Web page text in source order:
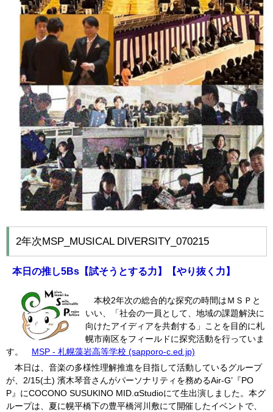
2年次MSP_MUSICAL DIVERSITY_070215
本日の推し5Bs 【試そうとする力】【やり抜く力】
本校2年次の総合的な探究の時間はＭＳＰと
いい、「社会の一員として、地域の課題解決に
向けたアイディアを共創する」ことを目的に札
幌市南区をフィールドに探究活動を行っていま
す。 MSP - 札幌藻岩高等学校 (sapporo-c.ed.jp)
本日は、音楽の多様性理解推進を目指して活動しているグループ
が、2/15(土) 濱木琴音さんがパーソナリティを務めるAir-G’『PO
P』にCOCONO SUSUKINO MID.αStudioにて生出演しました。本グ
ループは、夏に幌平橋下の豊平橋河川敷にて開催したイベントで、